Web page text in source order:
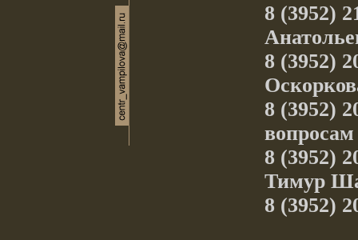
8 (3952)
8 (3952)
8 (3952)
вопросам
8 (3952)
Тимур
8 (3952)